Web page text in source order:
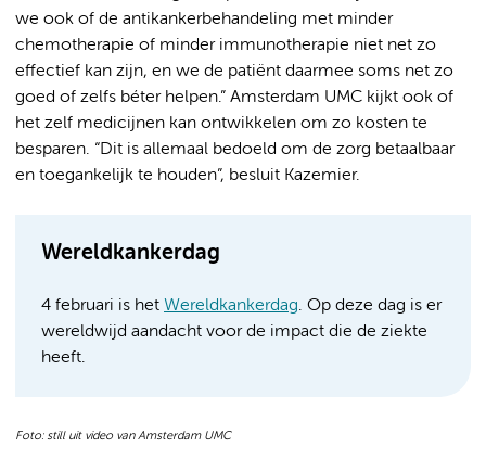
we ook of de antikankerbehandeling met minder
chemotherapie of minder immunotherapie niet net zo
effectief kan zijn, en we de patiënt daarmee soms net zo
goed of zelfs béter helpen.” Amsterdam UMC kijkt ook of
het zelf medicijnen kan ontwikkelen om zo kosten te
besparen. “Dit is allemaal bedoeld om de zorg betaalbaar
en toegankelijk te houden”, besluit Kazemier.
Wereldkankerdag
4 februari is het Wereldkankerdag. Op deze dag is er
wereldwijd aandacht voor de impact die de ziekte
heeft.
Foto: still uit video van Amsterdam UMC